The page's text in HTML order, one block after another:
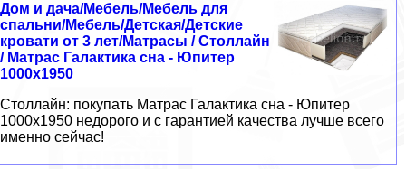
Дом и дача/Мебель/Мебель для
спальни/Мебель/Детская/Детские
кровати от 3 лет/Матрасы / Столлайн
/ Матрас Галактика сна - Юпитер
1000x1950
Столлайн: покупать Матрас Галактика сна - Юпитер
1000x1950 недорого и с гарантией качества лучше всего
именно сейчас!